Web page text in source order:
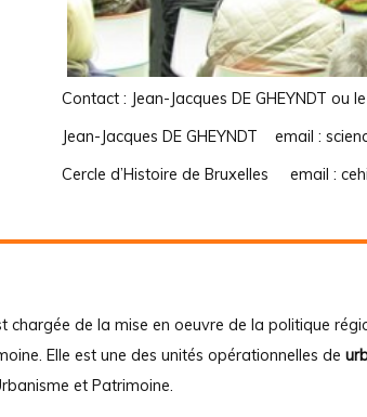
Contact : Jean-Jacques DE GHEYNDT ou
Jean-Jacques DE GHEYNDT email :
Cercle d’Histoire de Bruxelles email :
chargée de la mise en oeuvre de la politique
Elle est une des unités opérationnelles de
et Patrimoine